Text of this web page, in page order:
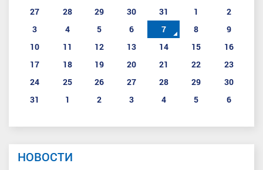
27
28 29 30 31 1
2
3
4 5 6 7 8
9
10
11 12 13 14 15
16
17
18 19 20 21 22
23
24
25 26 27 28 29
30
31
1 2 3 4 5 6
НОВОСТИ